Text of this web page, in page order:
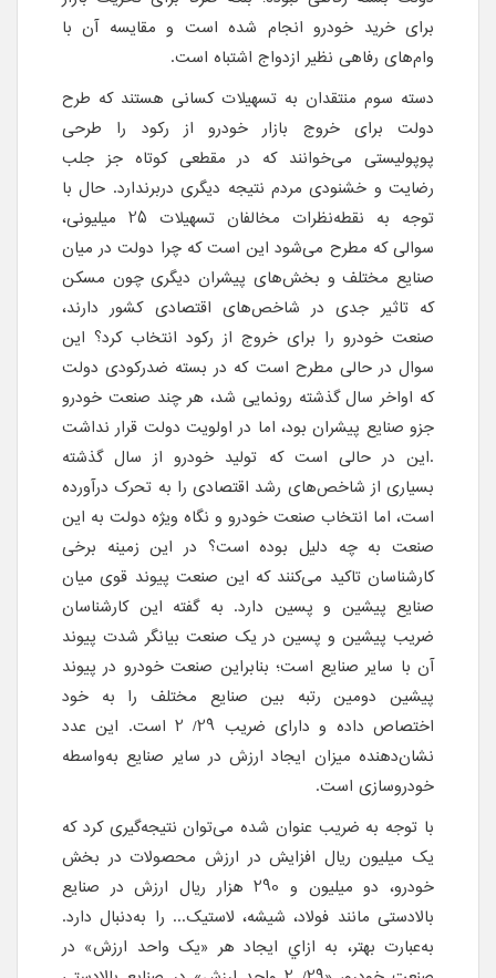
برای خرید خودرو انجام شده است و مقایسه آن با
وام‌های رفاهی نظیر ازدواج اشتباه است.
دسته سوم منتقدان به تسهیلات کسانی هستند که طرح
دولت برای خروج بازار خودرو از رکود را طرحی
پوپولیستی می‌خوانند که در مقطعی کوتاه جز جلب
رضایت و خشنودی مردم نتیجه دیگری دربرندارد. حال با
توجه به نقطه‌نظرات مخالفان تسهیلات 25 میلیونی،
سوالی که مطرح می‌شود این است که چرا دولت در میان
صنایع مختلف و بخش‌های پیشران دیگری چون مسکن
که تاثیر جدی در شاخص‌های اقتصادی کشور دارند،
صنعت خودرو را برای خروج از رکود انتخاب کرد؟ این
سوال در حالی مطرح است که در بسته ضد‌رکودی دولت
که اواخر سال گذشته رونمایی شد، هر چند صنعت خودرو
جزو صنایع پیشران بود، اما در اولویت دولت قرار نداشت
.این در حالی است که تولید خودرو از سال گذشته
بسیاری از شاخص‌های رشد اقتصادی را به تحرک درآورده
است، اما انتخاب صنعت خودرو و نگاه ویژه دولت به این
صنعت به چه دلیل بوده است؟ در این زمینه برخی
کارشناسان تاکید می‌کنند که این صنعت پیوند قوی میان
صنایع پیشین و پسین دارد. به گفته این کارشناسان
ضریب پیشین و پسین در یک صنعت بیانگر شدت پیوند
آن با سایر صنایع است؛ بنابراین صنعت خودرو در پیوند
پیشین دومین رتبه بین صنایع مختلف را به خود
اختصاص داده و دارای ضریب 29/ 2 است. این عدد
نشان‌دهنده میزان ایجاد ارزش در سایر صنایع به‌واسطه
خودروسازی است.
با توجه به ضریب عنوان شده می‌توان نتیجه‌گیری کرد که
یک میلیون ریال افزایش در ارزش محصولات در بخش
خودرو، دو میلیون و 290 هزار ریال ارزش در صنایع
بالادستی مانند فولاد، شیشه، لاستیک... را به‌دنبال دارد.
به‌عبارت بهتر، به ازاي ایجاد هر «یک واحد ارزش» در